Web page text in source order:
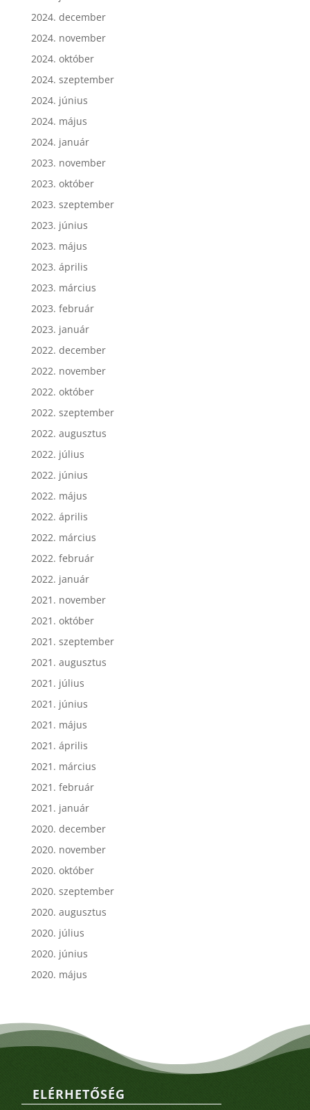
2024. december
2024. november
2024. október
2024. szeptember
2024. június
2024. május
2024. január
2023. november
2023. október
2023. szeptember
2023. június
2023. május
2023. április
2023. március
2023. február
2023. január
2022. december
2022. november
2022. október
2022. szeptember
2022. augusztus
2022. július
2022. június
2022. május
2022. április
2022. március
2022. február
2022. január
2021. november
2021. október
2021. szeptember
2021. augusztus
2021. július
2021. június
2021. május
2021. április
2021. március
2021. február
2021. január
2020. december
2020. november
2020. október
2020. szeptember
2020. augusztus
2020. július
2020. június
2020. május
ELÉRHETŐSÉG